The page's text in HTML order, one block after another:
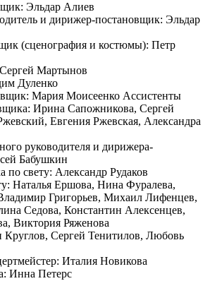
Эльдар Алиев
и дирижер-постановщик: Эльдар
(сценография и костюмы): Петр
Мартынов
Дуленко
Мария Моисеенко Ассистенты
Ирина Сапожникова, Сергей
Евгения Ржевская, Александра
руководителя и дирижера-
Бабушкин
по свету: Александр Рудаков
Наталья Ершова, Нина Фуралева,
Григорьев, Михаил Лифенцев,
Седова, Константин Алексенцев,
Виктория Ряженова
Сергей Тенитилов, Любовь
Италия Новикова
Инна Петерс